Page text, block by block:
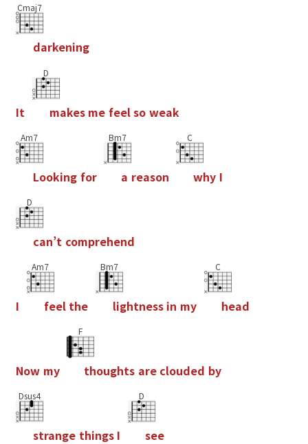
Cmaj7
darkening
It
D
makes me feelso weak
Am7
Looking for
Bm7
a reason
C
why I
D
can’t comprehend
I
Am7
feel the
Bm7
lightness in my
C
head
Now my
F
thoughts are clouded by
Dsus4
strange things I
D
see